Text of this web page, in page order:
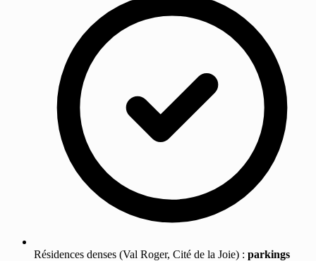
Résidences denses (Val Roger, Cité de la Joie) : parkings